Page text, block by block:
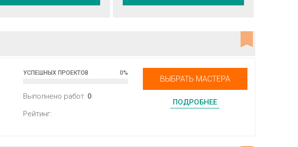
УСПЕШНЫХ ПРОЕКТОВ 0%
Выполнено работ: 0
Рейтинг:
ВЫБРАТЬ МАСТЕРА
ПОДРОБНЕЕ